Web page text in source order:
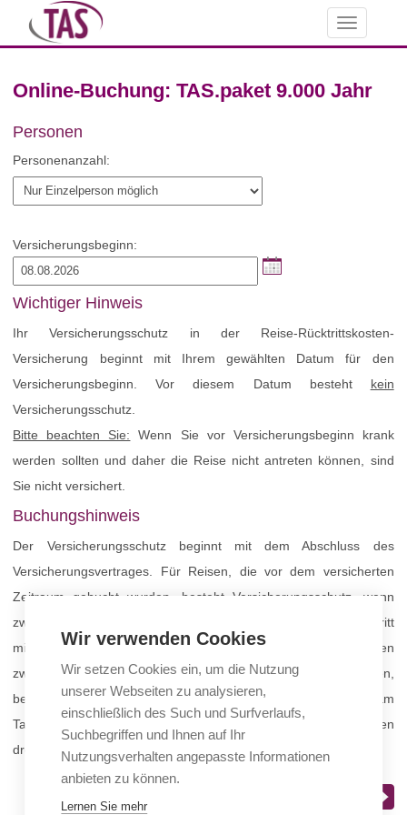
Toggle
navigation
Online-Buchung: TAS.paket 9.000 Jahr
Personen
Personenanzahl:
Versicherungsbeginn:
Wichtiger Hinweis
Ihr Versicherungsschutz in der Reise-Rücktrittskosten-
Versicherung beginnt mit Ihrem gewählten Datum für den
Versicherungsbeginn. Vor diesem Datum besteht kein
Versicherungsschutz.
Bitte beachten Sie: Wenn Sie vor Versicherungsbeginn krank
werden sollten und daher die Reise nicht antreten können, sind
Sie nicht versichert.
Buchungshinweis
Der Versicherungsschutz beginnt mit dem Abschluss des
Versicherungsvertrages. Für Reisen, die vor dem versicherten
Zeitraum gebucht wurden, besteht Versicherungsschutz, wenn
zwischen Vertragsbeginn und planmäßigem Reiseantritt
mindestens 30 Tage liegen. Für Reisebuchungen, bei denen
zwischen Buchung und Reisebeginn weniger als 30 Tage liegen,
besteht Versicherungsschutz, wenn der Versicherungsvertrag am
Tag der Reisebuchung oder spätestens innerhalb der nächsten
drei Werktage beginnt.
Wir verwenden Cookies
Wir setzen Cookies ein, um die Nutzung
unserer Webseiten zu analysieren,
einschließlich des Such und Surfverlaufs,
Suchbegriffen und Ihnen auf Ihr
Nutzungsverhalten angepasste Informationen
anbieten zu können.
Lernen Sie mehr